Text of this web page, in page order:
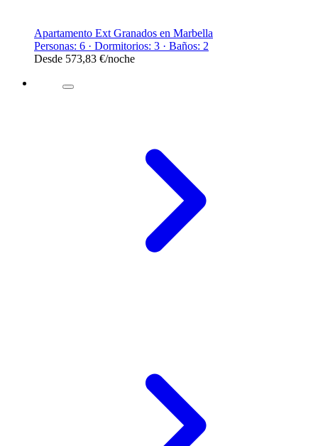
Apartamento Ext Granados en Marbella
Personas: 6 · Dormitorios: 3 · Baños: 2
Desde 573,83 €/noche